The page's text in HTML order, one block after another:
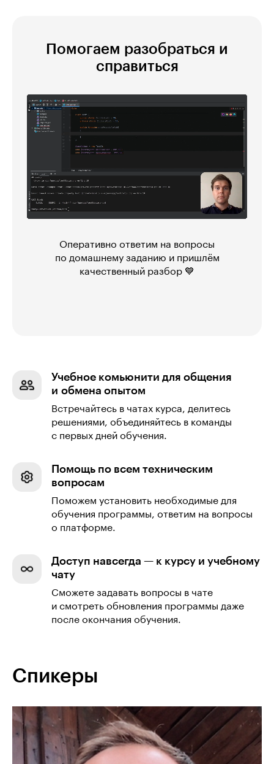
Помогаем разобраться и
справиться
Оперативно ответим на вопросы
по домашнему заданию и пришлём
качественный разбор 💙
Учебное комьюнити для общения
и обмена опытом
Встречайтесь в чатах курса, делитесь
решениями, объединяйтесь в команды
с первых дней обучения.
Помощь по всем техническим
вопросам
Поможем установить необходимые для
обучения программы, ответим на вопросы
о платформе.
Доступ навсегда — к курсу и учебному
чату
Сможете задавать вопросы в чате
и смотреть обновления программы даже
после окончания обучения.
Спикеры